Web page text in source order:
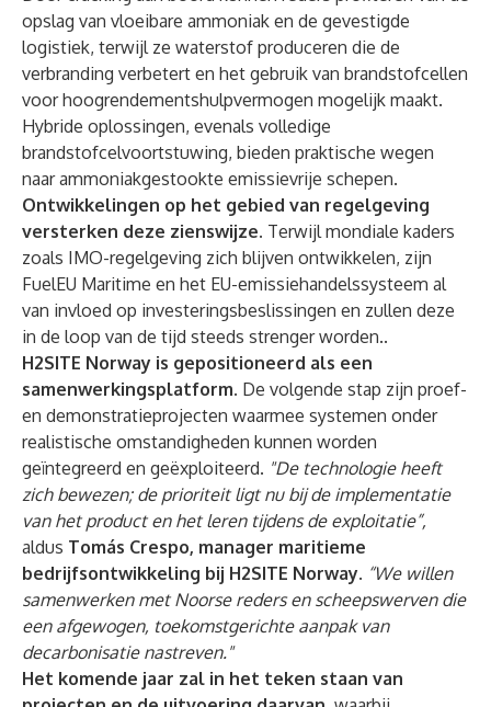
opslag van vloeibare ammoniak en de gevestigde
logistiek, terwijl ze waterstof produceren die de
verbranding verbetert en het gebruik van brandstofcellen
voor hoogrendementshulpvermogen mogelijk maakt.
Hybride oplossingen, evenals volledige
brandstofcelvoortstuwing, bieden praktische wegen
naar ammoniakgestookte emissievrije schepen.
Ontwikkelingen op het gebied van regelgeving
versterken deze zienswijze. Terwijl mondiale kaders
zoals IMO-regelgeving zich blijven ontwikkelen, zijn
FuelEU Maritime en het EU-emissiehandelssysteem al
van invloed op investeringsbeslissingen en zullen deze
in de loop van de tijd steeds strenger worden..
H2SITE Norway is gepositioneerd als een
samenwerkingsplatform. De volgende stap zijn proef-
en demonstratieprojecten waarmee systemen onder
realistische omstandigheden kunnen worden
geïntegreerd en geëxploiteerd. "De technologie heeft
zich bewezen; de prioriteit ligt nu bij de implementatie
van het product en het leren tijdens de exploitatie”,
aldus Tomás Crespo, manager maritieme
bedrijfsontwikkeling bij H2SITE Norway. “We willen
samenwerken met Noorse reders en scheepswerven die
een afgewogen, toekomstgerichte aanpak van
decarbonisatie nastreven."
Het komende jaar zal in het teken staan van